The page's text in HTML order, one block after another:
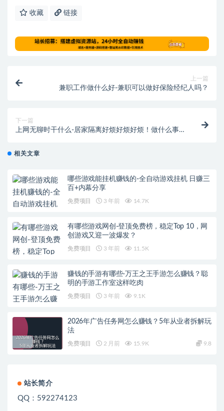
收藏 链接
上一篇
兼职工作做什么好-兼职可以做好保险经纪人吗？
下一篇
上网无聊时干什么-居家隔离好烦好烦好烦！做什么事
相关文章
哪些游戏能挂机赚钱的-全自动游戏挂机 日赚三
百+内幕分享
免费项目 3 年前 14.7K
有哪些游戏网创-登顶免费榜，稳定Top 10，网
创游戏又迎一波爆发？
免费项目 3 年前 11.5K
赚钱的手游有哪些-万王之王手游怎么赚钱？聪
明的手游工作室这样吃肉
免费项目 3 年前 9.1K
2026年广告任务网怎么赚钱？5年从业者拆解玩
法
免费项目 2 月前 15.9K 9.8
站长简介
QQ：592274123